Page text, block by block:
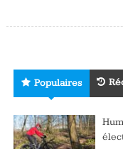
Populaires